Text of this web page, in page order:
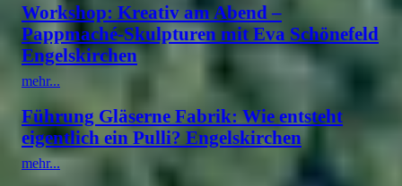
Workshop: Kreativ am Abend –
Pappmaché-Skulpturen mit Eva Schönefeld
Engelskirchen
mehr...
Führung Gläserne Fabrik: Wie entsteht
eigentlich ein Pulli? Engelskirchen
mehr...